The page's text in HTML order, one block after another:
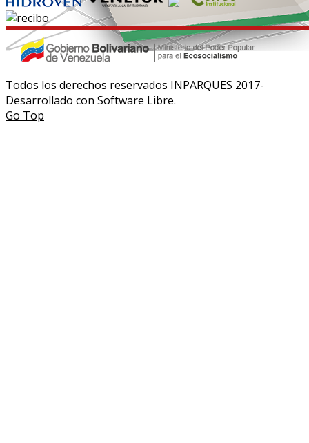
Todos los derechos reservados INPARQUES 2017-
Desarrollado con Software Libre.
Go Top